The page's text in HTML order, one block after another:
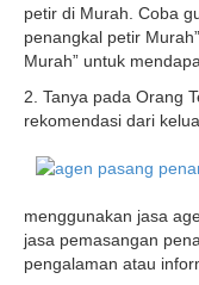
petir di Murah. Coba
penangkal petir
Murah” untuk
2. Tanya pada Orang
rekomendasi dari
menggunakan jasa
jasa pemasangan
pengalaman atau